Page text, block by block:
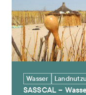
Wasser
SASSCAL –